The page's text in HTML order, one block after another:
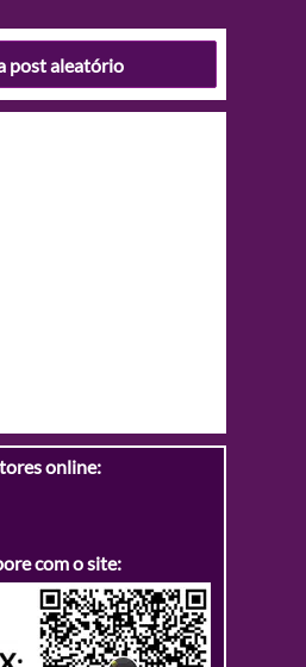
post aleatório
online:
com o site: